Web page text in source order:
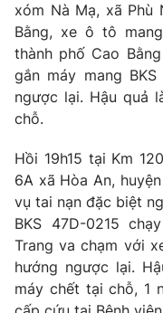
Photo
Video
VTV Money
VTV Sức khoẻ
Thị trường 24h
VTV4
xóm Nà Mạ, xã Phù
Bằng, xe ô tô
thành phố Cao
gắn máy mang
ngược lại. Hậu quả
chỗ.
Hồi 19h15 tại Km
6A xã Hòa An,
vụ tai nạn đặc biệt
BKS 47D-0215
Trang va chạm với
hướng ngược lại.
máy chết tại chỗ, 1